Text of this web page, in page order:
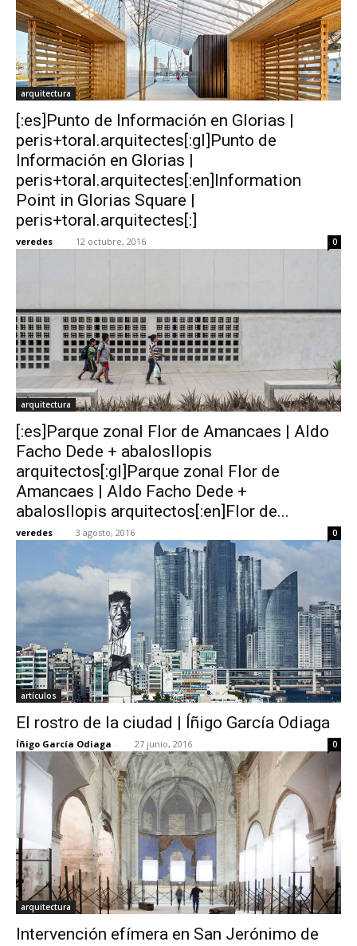
arquitectura
[:es]Punto de Información en Glorias |
peris+toral.arquitectes[:gl]Punto de
Información en Glorias |
peris+toral.arquitectes[:en]Information
Point in Glorias Square |
peris+toral.arquitectes[:]
veredes - 12 octubre, 2016 0
arquitectura
[:es]Parque zonal Flor de Amancaes | Aldo
Facho Dede + abalosllopis
arquitectos[:gl]Parque zonal Flor de
Amancaes | Aldo Facho Dede +
abalosllopis arquitectos[:en]Flor de...
veredes - 3 agosto, 2016 0
artículos
El rostro de la ciudad | Íñigo García Odiaga
Íñigo García Odiaga - 27 junio, 2016 0
arquitectura
Intervención efímera en San Jerónimo de